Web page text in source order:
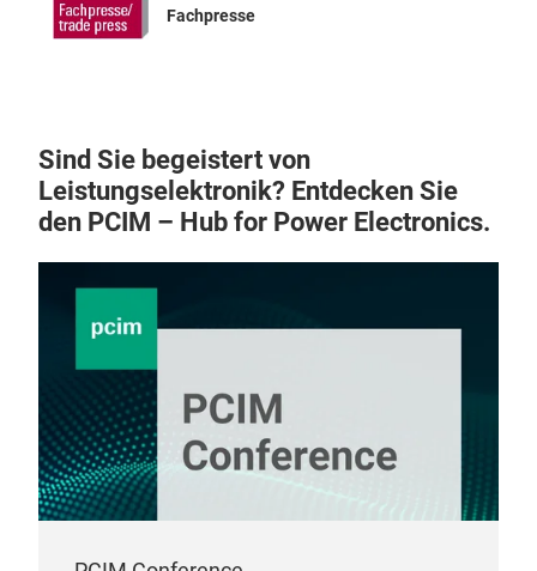
Fachpresse
Sind Sie begeistert von
Leistungselektronik? Entdecken Sie
den PCIM – Hub for Power Electronics.